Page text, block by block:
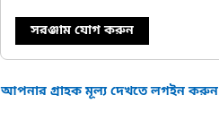
সরঞ্জাম যোগ করুন
আপনার গ্রাহক মূল্য দেখতে লগইন করুন